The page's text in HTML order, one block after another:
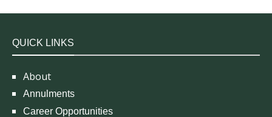
QUICK LINKS
About
Annulments
Career Opportunities